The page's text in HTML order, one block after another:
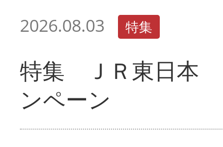
2026.08.03 特集
特集 ＪＲ東日本
ンペーン